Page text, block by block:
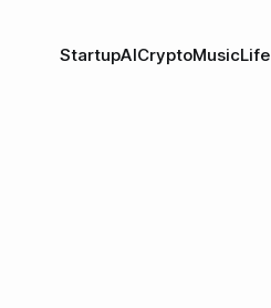
StartupAICryptoMusicLife